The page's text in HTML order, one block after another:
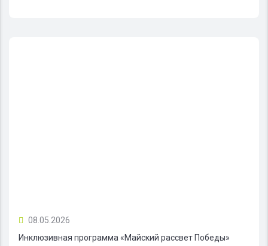
08.05.2026
Инклюзивная программа «Майский рассвет Победы»